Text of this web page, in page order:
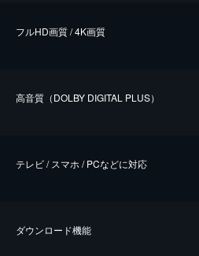
フルHD画質 / 4K画質
⾼⾳質（DOLBY DIGITAL PLUS）
テレビ / スマホ / PCなどに対応
ダウンロード機能